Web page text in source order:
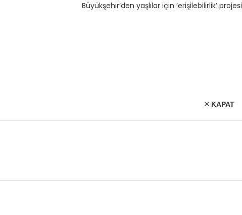
Büyükşehir’den yaşlılar için ‘erişilebilirlik’ projesi
KAPAT